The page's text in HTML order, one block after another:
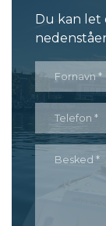
Du kan let